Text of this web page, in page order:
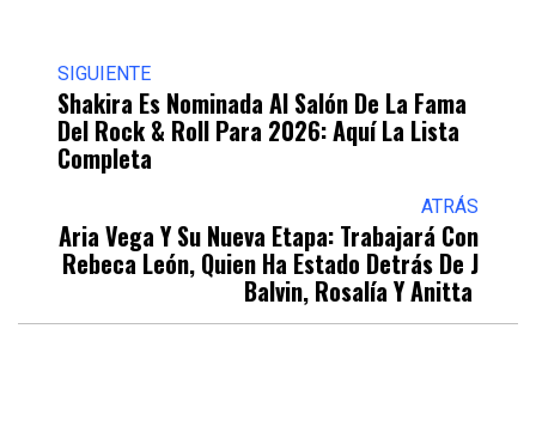
SIGUIENTE
Shakira Es Nominada Al Salón De La Fama
Del Rock & Roll Para 2026: Aquí La Lista
Completa
ATRÁS
Aria Vega Y Su Nueva Etapa: Trabajará Con
Rebeca León, Quien Ha Estado Detrás De J
Balvin, Rosalía Y Anitta